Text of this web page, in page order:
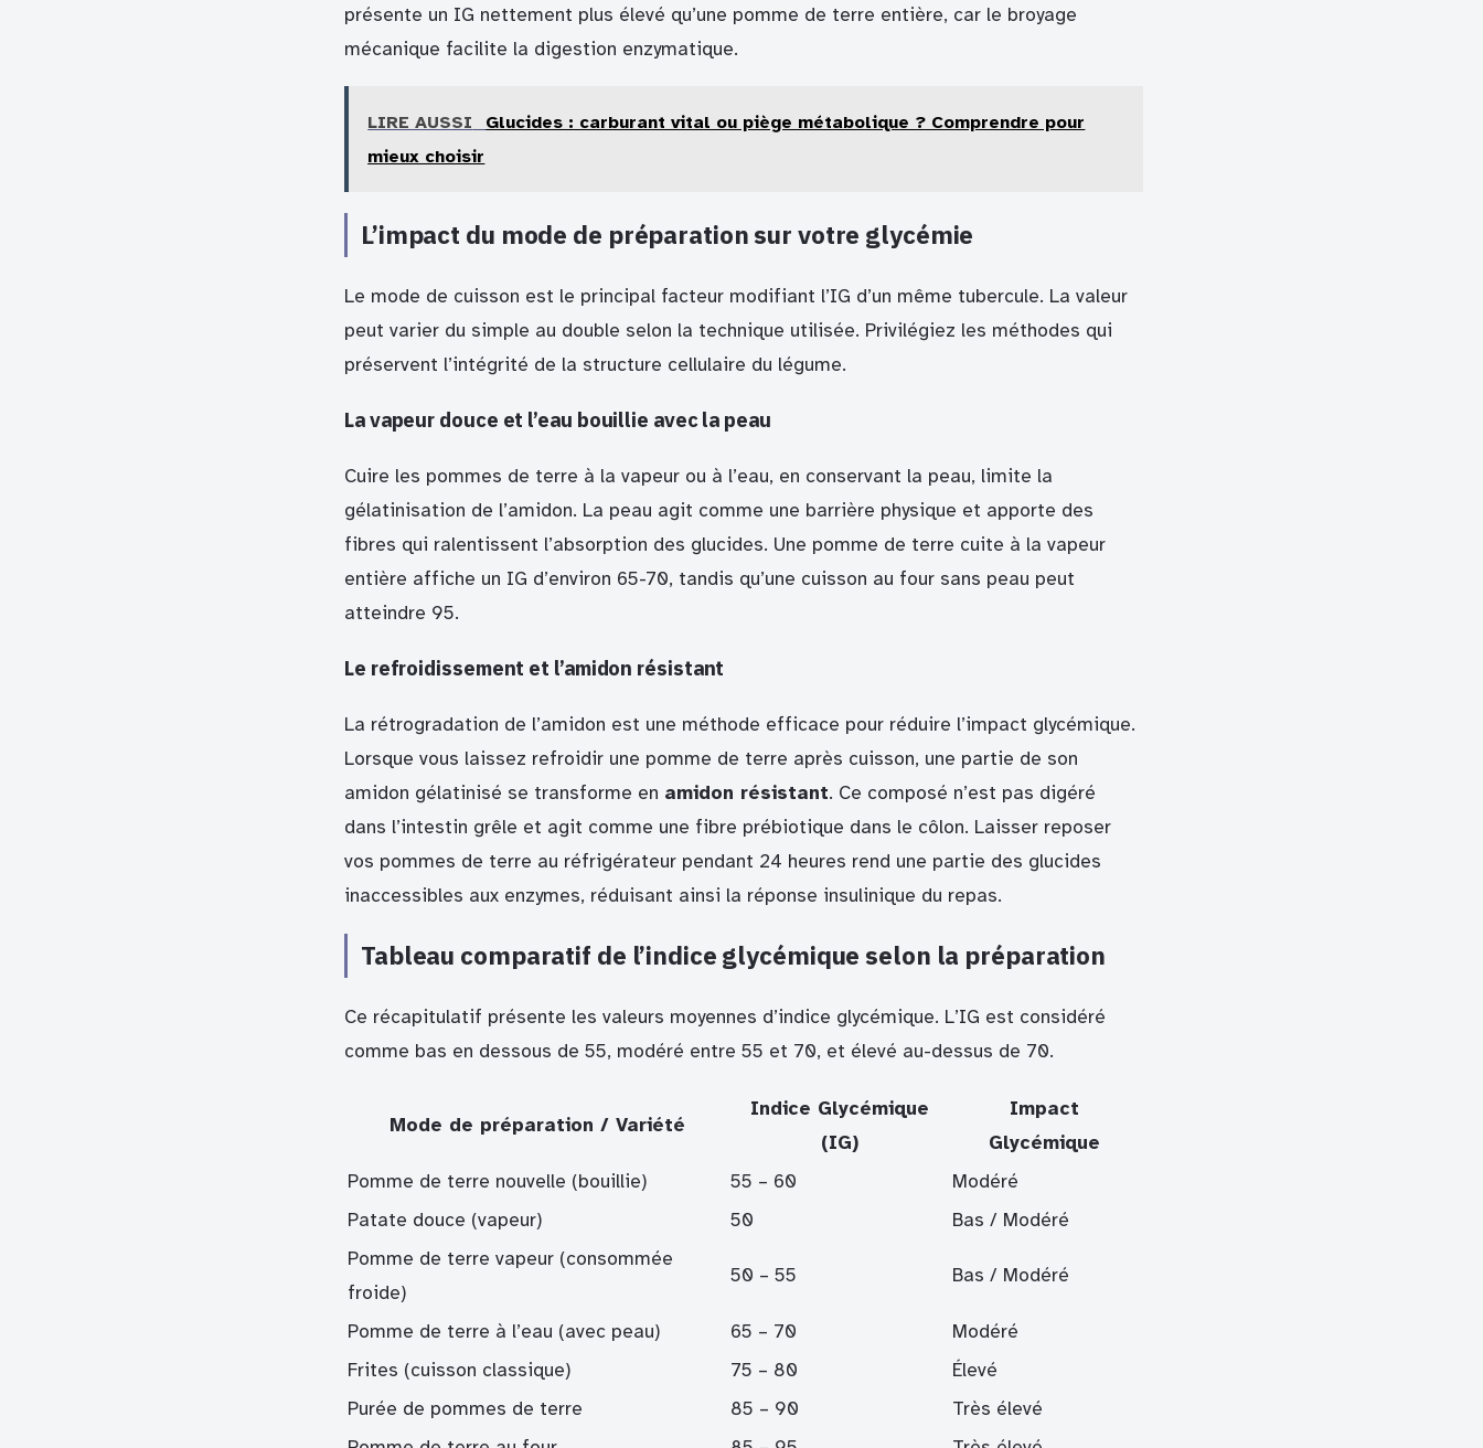
présente un IG nettement plus élevé qu’une pomme de terre entière, car le broyage
mécanique facilite la digestion enzymatique.
LIRE AUSSI
Glucides : carburant vital ou piège métabolique ? Comprendre pour
mieux choisir
L’impact du mode de préparation sur votre glycémie
Le mode de cuisson est le principal facteur modifiant l’IG d’un même tubercule. La valeur
peut varier du simple au double selon la technique utilisée. Privilégiez les méthodes qui
préservent l’intégrité de la structure cellulaire du légume.
La vapeur douce et l’eau bouillie avec la peau
Cuire les pommes de terre à la vapeur ou à l’eau, en conservant la peau, limite la
gélatinisation de l’amidon. La peau agit comme une barrière physique et apporte des
fibres qui ralentissent l’absorption des glucides. Une pomme de terre cuite à la vapeur
entière affiche un IG d’environ 65-70, tandis qu’une cuisson au four sans peau peut
atteindre 95.
Le refroidissement et l’amidon résistant
La rétrogradation de l’amidon est une méthode efficace pour réduire l’impact glycémique.
Lorsque vous laissez refroidir une pomme de terre après cuisson, une partie de son
amidon gélatinisé se transforme en amidon résistant. Ce composé n’est pas digéré
dans l’intestin grêle et agit comme une fibre prébiotique dans le côlon. Laisser reposer
vos pommes de terre au réfrigérateur pendant 24 heures rend une partie des glucides
inaccessibles aux enzymes, réduisant ainsi la réponse insulinique du repas.
Tableau comparatif de l’indice glycémique selon la préparation
Ce récapitulatif présente les valeurs moyennes d’indice glycémique. L’IG est considéré
comme bas en dessous de 55, modéré entre 55 et 70, et élevé au-dessus de 70.
Mode de préparation / Variété
Indice Glycémique
(IG)
Impact
Glycémique
Pomme de terre nouvelle (bouillie)
55 – 60
Modéré
Patate douce (vapeur)
50
Bas / Modéré
Pomme de terre vapeur (consommée
froide)
50 – 55 Bas / Modéré
Pomme de terre à l’eau (avec peau) 65 – 70
Modéré
Frites (cuisson classique)
75 – 80
Élevé
Purée de pommes de terre
85 – 90
Très élevé